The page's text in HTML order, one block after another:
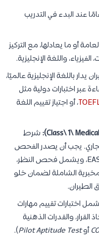
يقل عمر المتقدم عن 18 عامًا عند البدء في التدريب
أو ما يعادلها، مع التركيز
واللغة الإنجليزية.
يدار باللغة الإنجليزية عالميًا،
عبر اختبارات دولية مثل
، أو اجتياز تقييم اللغة
شرط
يجب أن يصدر الفحص
من مركز طبي جوي معتمد من EASA، ويشمل فحص النظر،
الشاملة لضمان خلو
الطيران.
اختبارات تقييم مهارات
والقدرات الذهنية
أوPilot Aptitude Test
).